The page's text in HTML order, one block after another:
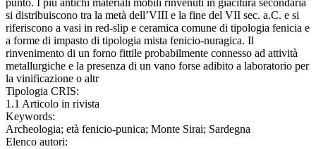
punto. I più antichi materiali mobili rinvenuti in giacitura secondaria
si distribuiscono tra la metà dell’VIII e la fine del VII sec. a.C. e si
riferiscono a vasi in red-slip e ceramica comune di tipologia fenicia e
a forme di impasto di tipologia mista fenicio-nuragica. Il
rinvenimento di un forno fittile probabilmente connesso ad attività
metallurgiche e la presenza di un vano forse adibito a laboratorio per
la vinificazione o altr
Tipologia CRIS:
1.1 Articolo in rivista
Keywords:
Archeologia; età fenicio-punica; Monte Sirai; Sardegna
Elenco autori: